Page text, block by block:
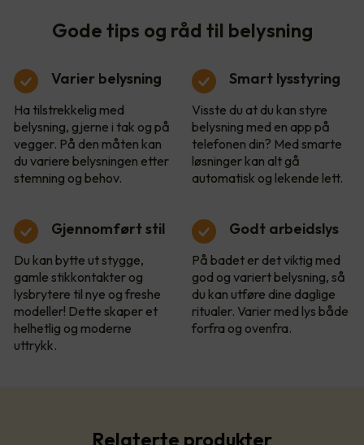
Gode tips og råd til belysning
Varier belysning
Ha tilstrekkelig med
belysning, gjerne i tak og på
vegger. På den måten kan
du variere belysningen etter
stemning og behov.
Smart lysstyring
Visste du at du kan styre
belysning med en app på
telefonen din? Med smarte
løsninger kan alt gå
automatisk og lekende lett.
Gjennomført stil
Du kan bytte ut stygge,
gamle stikkontakter og
lysbrytere til nye og freshe
modeller! Dette skaper et
helhetlig og moderne
uttrykk.
Godt arbeidslys
På badet er det viktig med
god og variert belysning, så
du kan utføre dine daglige
ritualer. Varier med lys både
forfra og ovenfra.
Relaterte produkter